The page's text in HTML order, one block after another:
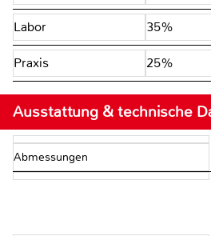
Labor 35%
Praxis 25%
Ausstattung & technische
Abmessungen